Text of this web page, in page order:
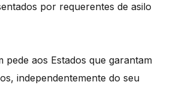
por requerentes de asilo
pede aos Estados que garantam
independentemente do seu